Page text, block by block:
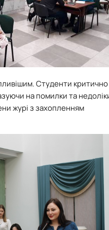
Студенти критично
на помилки та
журі з захопленням